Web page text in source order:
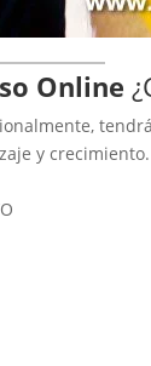
Online
y crecimiento.